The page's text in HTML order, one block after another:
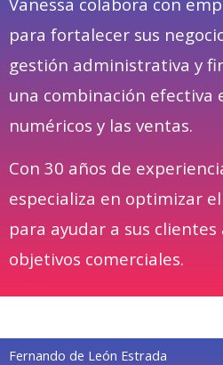
para fortalecer sus
gestión administrativa y
una combinación efectiva
numéricos y las ventas.
Con 30 años de
especializa en optimizar
para ayudar a sus clientes
objetivos comerciales.
Fernando de León Estrada